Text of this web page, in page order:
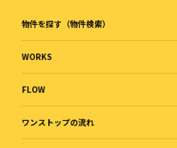
物件を探す（物件検索）
WORKS
FLOW
ワンストップの流れ